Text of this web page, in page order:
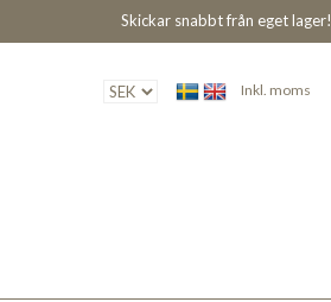
Skickar snabbt från eget lager!
Inkl. moms